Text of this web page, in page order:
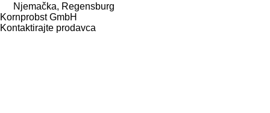
Njemačka, Regensburg
Kornprobst GmbH
Kontaktirajte prodavca